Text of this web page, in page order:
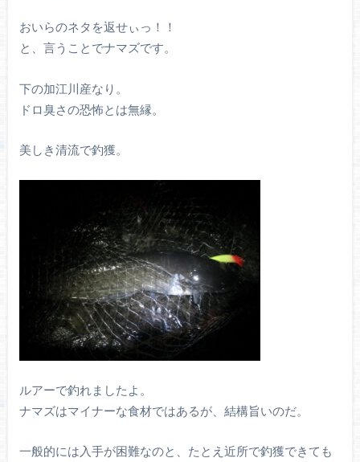
おいらのネタを返せぃっ！！
と、言うことでナマズです。
下の加江川産なり。
ドロ臭さの恐怖とは無縁。
美しき清流で釣獲。
ルアーで釣れましたよ。
ナマズはマイナーな食材ではあるが、結構旨いのだ。
一般的には入手が困難なのと、たとえ近所で釣獲できても